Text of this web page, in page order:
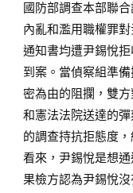
國防部調查本部聯
內亂和濫用職權罪
通知書均遭尹錫悅
到案。當偵察組準
密為由的阻攔，雙
和憲法法院送達的
的調查持抗拒態度
看來，尹錫悅是想
果檢方認為尹錫悅